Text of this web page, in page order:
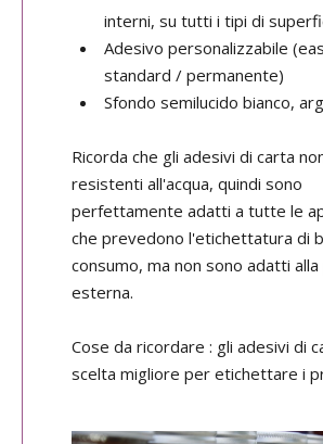
interni, su tutti i tipi di
Adesivo personalizzabile
standard / permanente)
Sfondo semilucido bianco,
Ricorda che gli adesivi di carta
resistenti all'acqua, quindi sono
perfettamente adatti a tutte le
che prevedono l'etichettatura di
consumo, ma non sono adatti
esterna.
Cose da ricordare : gli adesivi di
scelta migliore per etichettare i